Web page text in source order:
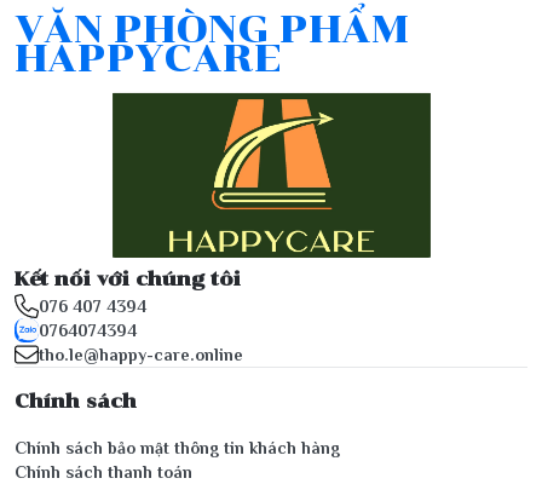
VĂN PHÒNG PHẨM
HAPPYCARE
Kết nối với chúng tôi
076 407 4394
0764074394
tho.le@happy-care.online
Chính sách
Chính sách bảo mật thông tin khách hàng
Chính sách thanh toán